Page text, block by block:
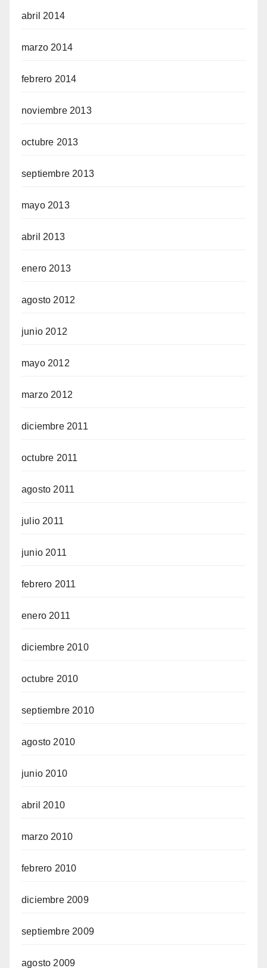
abril 2014
marzo 2014
febrero 2014
noviembre 2013
octubre 2013
septiembre 2013
mayo 2013
abril 2013
enero 2013
agosto 2012
junio 2012
mayo 2012
marzo 2012
diciembre 2011
octubre 2011
agosto 2011
julio 2011
junio 2011
febrero 2011
enero 2011
diciembre 2010
octubre 2010
septiembre 2010
agosto 2010
junio 2010
abril 2010
marzo 2010
febrero 2010
diciembre 2009
septiembre 2009
agosto 2009